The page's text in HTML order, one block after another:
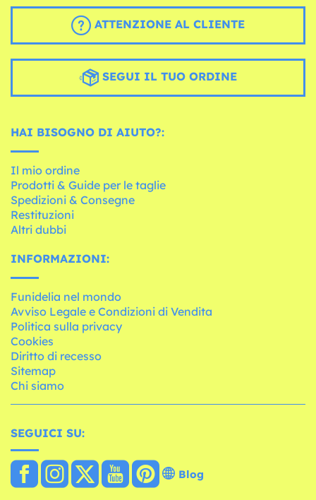
ATTENZIONE AL CLIENTE
SEGUI IL TUO ORDINE
HAI BISOGNO DI AIUTO?:
Il mio ordine
Prodotti & Guide per le taglie
Spedizioni & Consegne
Restituzioni
Altri dubbi
INFORMAZIONI:
Funidelia nel mondo
Avviso Legale e Condizioni di Vendita
Politica sulla privacy
Cookies
Diritto di recesso
Sitemap
Chi siamo
SEGUICI SU:
Blog